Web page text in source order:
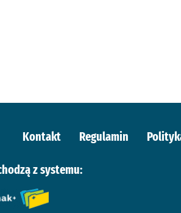
Kontakt Regulamin
z systemu: